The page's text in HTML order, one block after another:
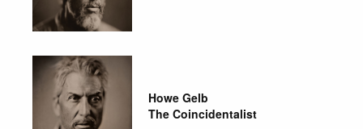
Howe Gelb
The Coincidentalist